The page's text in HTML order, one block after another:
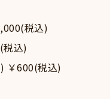
税込)
税込)
￥600(税込)